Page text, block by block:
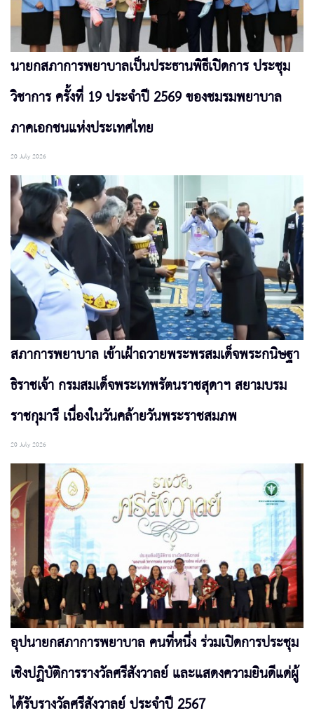
นายกสภาการพยาบาลเป็นประธานพิธีเปิดการ ประชุม
วิชาการ ครั้งที่ 19 ประจำปี 2569 ของชมรมพยาบาล
ภาคเอกชนแห่งประเทศไทย
20 July 2026
สภาการพยาบาล เข้าเฝ้าถวายพระพรสมเด็จพระกนิษฐา
ธิราชเจ้า กรมสมเด็จพระเทพรัตนราชสุดาฯ สยามบรม
ราชกุมารี เนื่องในวันคล้ายวันพระราชสมภพ
20 July 2026
อุปนายกสภาการพยาบาล คนที่หนึ่ง ร่วมเปิดการประชุม
เชิงปฏิบัติการรางวัลศรีสังวาลย์ และแสดงความยินดีแด่ผู้
ได้รับรางวัลศรีสังวาลย์ ประจำปี 2567